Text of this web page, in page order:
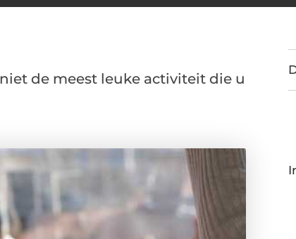
de meest leuke activiteit die u